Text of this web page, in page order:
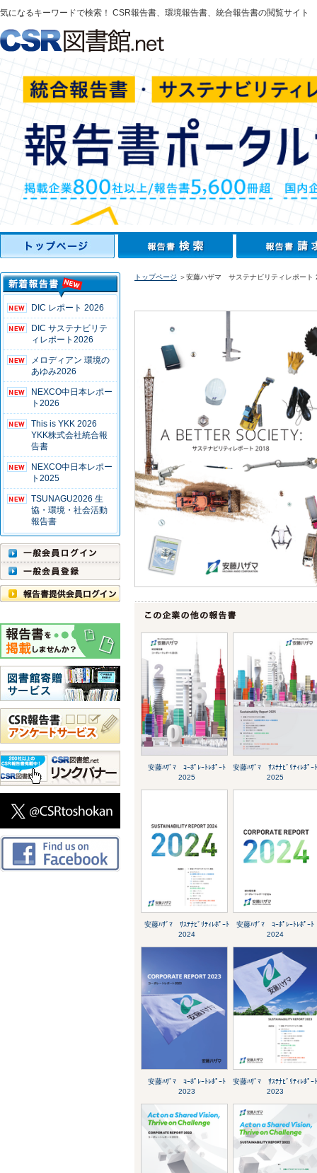
気になるキーワードで検索！ CSR報告書、環境報告書、統合報告書の閲覧サイト
DIC レポート 2026
DIC サステナビリテ
ィレポート2026
メロディアン 環境の
あゆみ2026
NEXCO中日本レポー
ト2026
This is YKK 2026
YKK株式会社統合報
告書
NEXCO中日本レポー
ト2025
TSUNAGU2026 生
協・環境・社会活動
報告書
トップページ ＞安藤ハザマ サステナビリティレポート
安藤ﾊｻﾞﾏ ｺｰﾎﾟﾚｰﾄﾚﾎﾟｰﾄ
2025
安藤ﾊｻﾞﾏ ｻｽﾃﾅﾋﾞﾘﾃｨﾚﾎﾟｰ
2025
安藤ﾊｻﾞﾏ ｻｽﾃﾅﾋﾞﾘﾃｨﾚﾎﾟｰﾄ
2024
安藤ﾊｻﾞﾏ ｺｰﾎﾟﾚｰﾄﾚﾎﾟｰﾄ
2024
安藤ﾊｻﾞﾏ ｺｰﾎﾟﾚｰﾄﾚﾎﾟｰﾄ
2023
安藤ﾊｻﾞﾏ ｻｽﾃﾅﾋﾞﾘﾃｨﾚﾎﾟｰ
2023